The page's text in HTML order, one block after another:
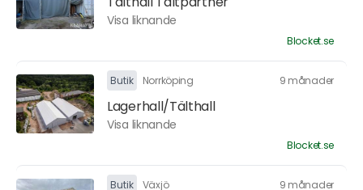
Visa liknande
Blocket.se
Butik Norrköping 9 månader
Lagerhall/Tälthall
Visa liknande
Blocket.se
Butik Växjö 9 månader